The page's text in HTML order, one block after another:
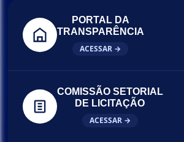
PORTAL DA
TRANSPARÊNCIA
ACESSAR →
COMISSÃO SETORIAL
DE LICITAÇÃO
ACESSAR →